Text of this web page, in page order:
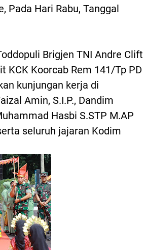
Pada Hari Rabu, Tanggal
Brigjen TNI Andre Clift
KCK Koorcab Rem 141/Tp PD
kunjungan kerja di
Amin, S.I.P., Dandim
Hasbi S.STP M.AP
seluruh jajaran Kodim